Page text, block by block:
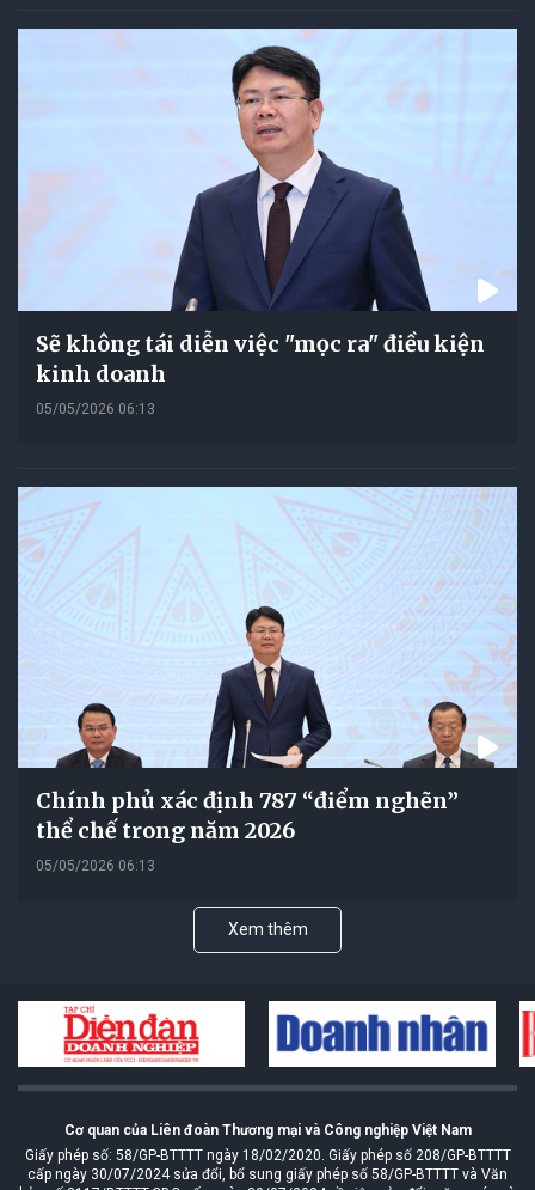
Sẽ không tái diễn việc "mọc ra" điều kiện
kinh doanh
05/05/2026 06:13
Chính phủ xác định 787 “điểm nghẽn”
thể chế trong năm 2026
05/05/2026 06:13
Xem thêm
Cơ quan của Liên đoàn Thương mại và Công nghiệp Việt Nam
Giấy phép số: 58/GP-BTTTT ngày 18/02/2020. Giấy phép số 208/GP-BTTTT
cấp ngày 30/07/2024 sửa đổi, bổ sung giấy phép số 58/GP-BTTTT và Văn